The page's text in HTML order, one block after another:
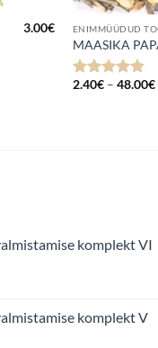
3.00€ ENIMMÜÜDUD
MAASIKA
Hinnanguga
2.40€ – 48.00€
komplekt VI
komplekt V